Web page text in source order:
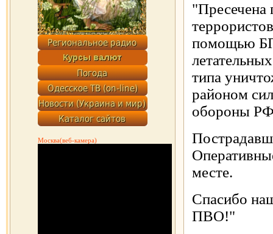
Москва(веб-камера)
"Пресечена
помощью
типа
районом
обороны
месте.
Спасибо
ПВО!"